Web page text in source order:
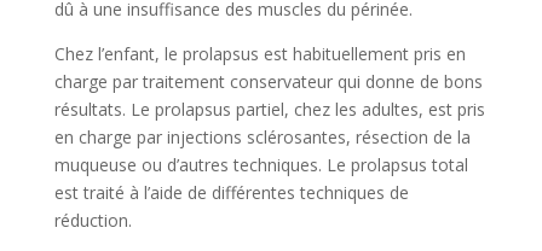
dû à une insuffisance des muscles du périnée.
Chez l’enfant, le prolapsus est habituellement pris en
charge par traitement conservateur qui donne de bons
résultats. Le prolapsus partiel, chez les adultes, est pris
en charge par injections sclérosantes, résection de la
muqueuse ou d’autres techniques. Le prolapsus total
est traité à l’aide de différentes techniques de
réduction.